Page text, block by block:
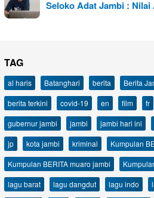
Seloko Adat Jambi :
TAG
al haris Batanghari berita Berita
berita terkini
covid-19 en film fr
gubernur jambi
jambi jambi hari ini
jp
kota jambi kriminal
Kumpulan
Kumpulan BERITA muaro jambi
lagu barat
lagu dangdut lagu indo